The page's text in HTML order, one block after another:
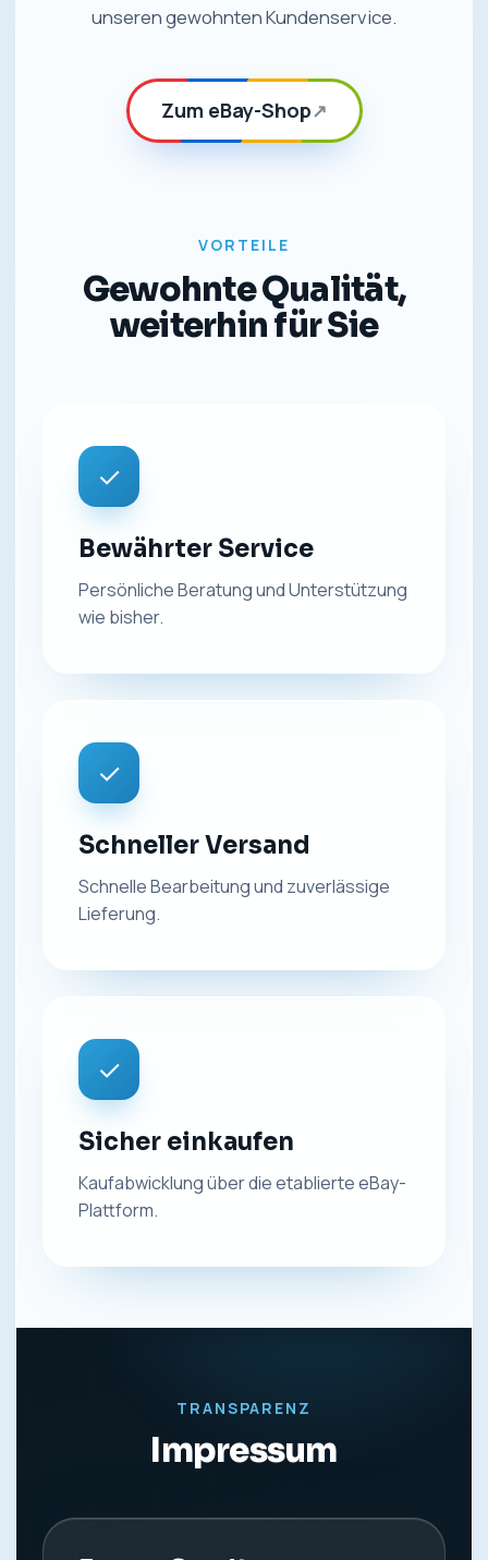
unseren gewohnten Kundenservice.
Zum eBay-Shop↗
VORTEILE
Gewohnte Qualität,
weiterhin für Sie
✓
Bewährter Service
Persönliche Beratung und Unterstützung
wie bisher.
✓
Schneller Versand
Schnelle Bearbeitung und zuverlässige
Lieferung.
✓
Sicher einkaufen
Kaufabwicklung über die etablierte eBay-
Plattform.
TRANSPARENZ
Impressum